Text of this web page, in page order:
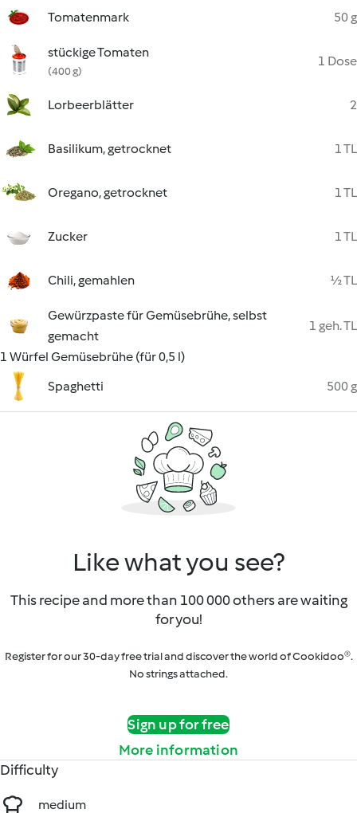
Tomatenmark 50 g
stückige Tomaten
(400 g)
1 Dose
Lorbeerblätter 2
Basilikum, getrocknet 1 TL
Oregano, getrocknet 1 TL
Zucker 1 TL
Chili, gemahlen ½ TL
Gewürzpaste für Gemüsebrühe, selbst
gemacht
1 geh. TL
1 Würfel Gemüsebrühe (für 0,5 l)
Spaghetti
500 g
Like what you see?
This recipe and more than 100 000 others are waiting
for you!
Register for our 30-day free trial and discover the world of Cookidoo®.
No strings attached.
Sign up for free
More information
Difficulty
medium